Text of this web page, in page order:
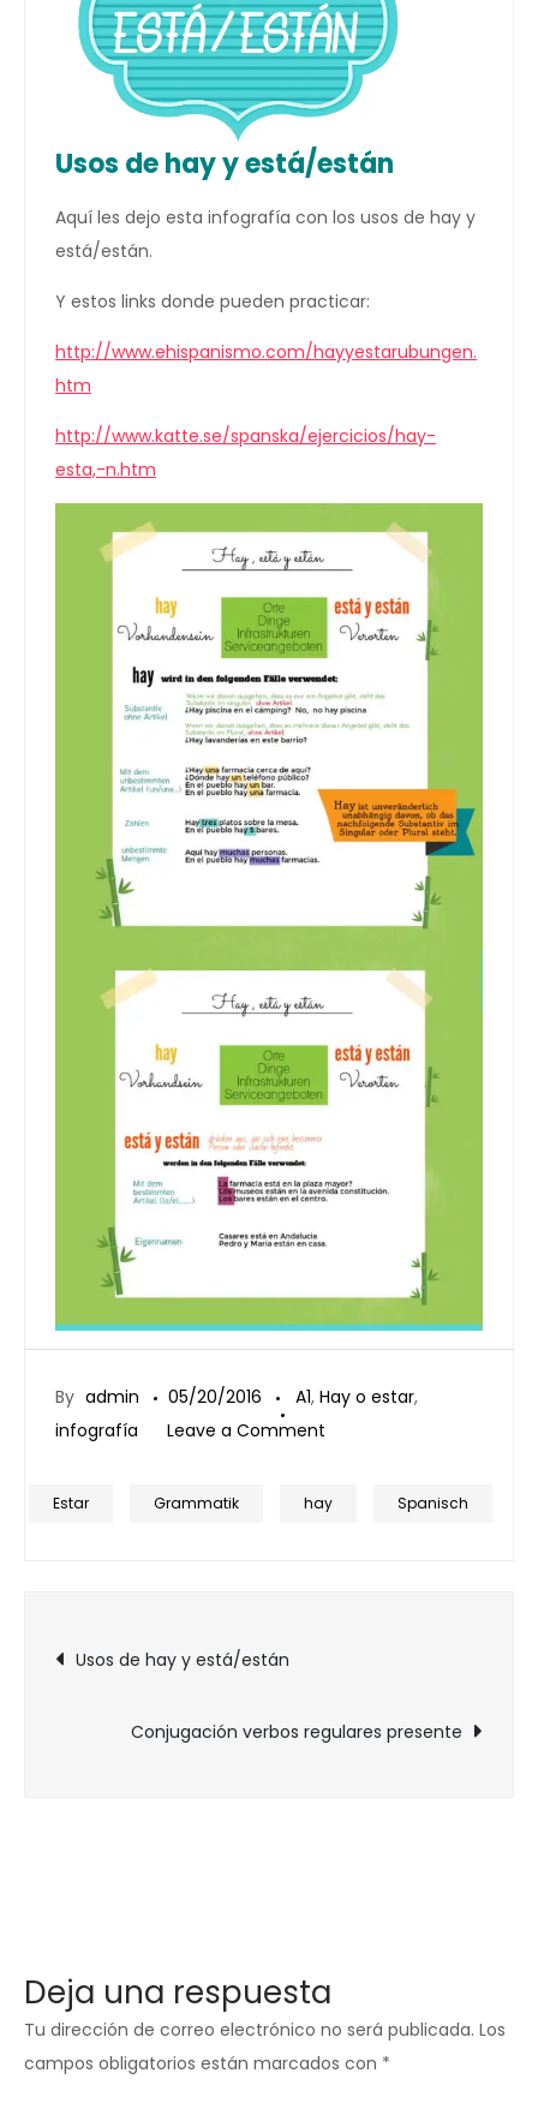
Usos de hay y está/están
Aquí les dejo esta infografía con los usos de hay y
está/están.
Y estos links donde pueden practicar:
http://www.ehispanismo.com/hayyestarubungen.
htm
http://www.katte.se/spanska/ejercicios/hay-
esta,-n.htm
By admin 05/20/2016 A1, Hay o estar,
infografía
Leave a Comment
y
Estar Grammatik hay Spanisch
Navegación
Usos de hay y está/están
Conjugación verbos regulares presente
Deja una respuesta
Tu dirección de correo electrónico no será publicada. Los
campos obligatorios están marcados con *